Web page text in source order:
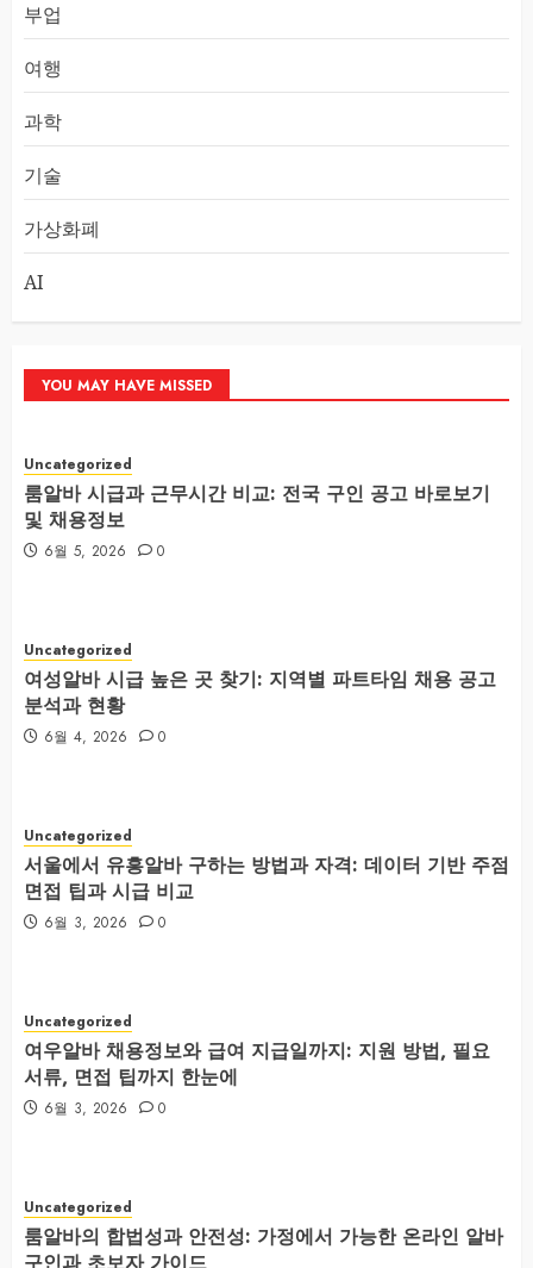
부업
여행
과학
기술
가상화폐
AI
YOU MAY HAVE MISSED
Uncategorized
룸알바 시급과 근무시간 비교: 전국 구인 공고 바로보기
및 채용정보
6월 5, 2026 0
Uncategorized
여성알바 시급 높은 곳 찾기: 지역별 파트타임 채용 공고
분석과 현황
6월 4, 2026 0
Uncategorized
서울에서 유흥알바 구하는 방법과 자격: 데이터 기반 주점
면접 팁과 시급 비교
6월 3, 2026 0
Uncategorized
여우알바 채용정보와 급여 지급일까지: 지원 방법, 필요
서류, 면접 팁까지 한눈에
6월 3, 2026 0
Uncategorized
룸알바의 합법성과 안전성: 가정에서 가능한 온라인 알바